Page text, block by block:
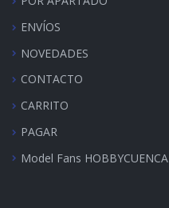
ENVÍOS
NOVEDADES
CONTACTO
CARRITO
PAGAR
Model Fans HOBBYCUENCA